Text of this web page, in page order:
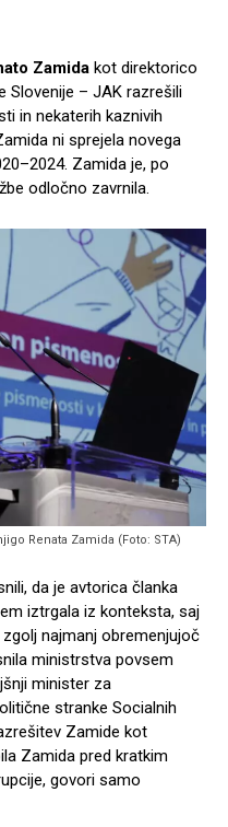
Zamida kot direktorico
Slovenije – JAK razrešili
in nekaterih kaznivih
ni sprejela novega
Zamida je, po
odločno zavrnila.
Renata Zamida (Foto: STA)
da je avtorica članka
iztrgala iz konteksta, saj
najmanj obremenjujoč
ministrstva povsem
minister za
stranke Socialnih
Zamide kot
Zamida pred kratkim
govori samo